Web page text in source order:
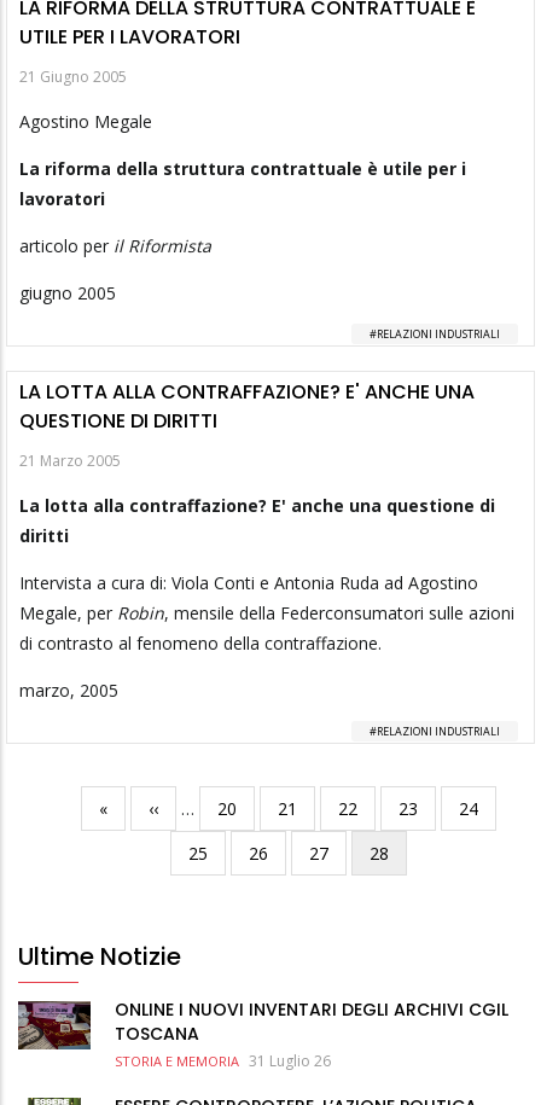
LA RIFORMA DELLA STRUTTURA CONTRATTUALE È
UTILE PER I LAVORATORI
21 Giugno 2005
Agostino Megale
La riforma della struttura contrattuale è utile per i
lavoratori
articolo per il Riformista
giugno 2005
RELAZIONI INDUSTRIALI
LA LOTTA ALLA CONTRAFFAZIONE? E' ANCHE UNA
QUESTIONE DI DIRITTI
21 Marzo 2005
La lotta alla contraffazione? E' anche una questione di
diritti
Intervista a cura di: Viola Conti e Antonia Ruda ad Agostino
Megale, per Robin, mensile della Federconsumatori sulle azioni
di contrasto al fenomeno della contraffazione.
marzo, 2005
RELAZIONI INDUSTRIALI
Paginazione
Prima
pagina
«
Pagina
precedente
‹‹ … Pagina
20 Pagina
21 Pagina
22 Pagina
23 Pagina
24
Pagina
25 Pagina
26 Pagina
27
Pagina
attuale
28
Ultime Notizie
ONLINE I NUOVI INVENTARI DEGLI ARCHIVI CGIL
TOSCANA
STORIA E MEMORIA 31 Luglio 26